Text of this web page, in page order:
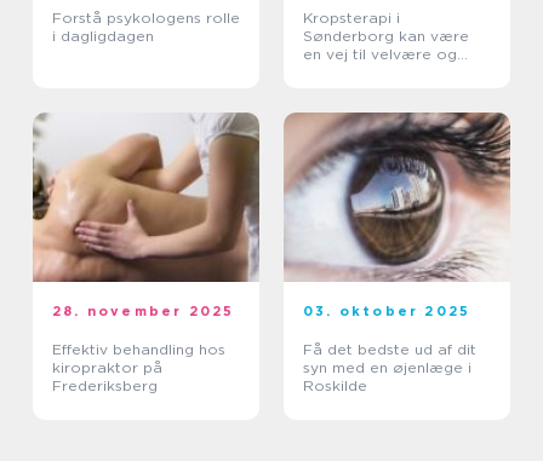
Forstå psykologens rolle
i dagligdagen
Kropsterapi i
Sønderborg kan være
en vej til velvære og
28. november 2025
Effektiv behandling hos
kiropraktor på
Frederiksberg
03. oktober 2025
Få det bedste ud af dit
syn med en øjenlæge i
Roskilde